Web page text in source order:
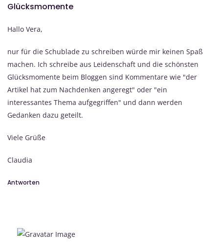
Glücksmomente
Hallo Vera,
nur für die Schublade zu schreiben würde mir keinen Spaß
machen. Ich schreibe aus Leidenschaft und die schönsten
Glücksmomente beim Bloggen sind Kommentare wie "der
Artikel hat zum Nachdenken angeregt" oder "ein
interessantes Thema aufgegriffen" und dann werden
Gedanken dazu geteilt.
Viele Grüße
Claudia
Antworten